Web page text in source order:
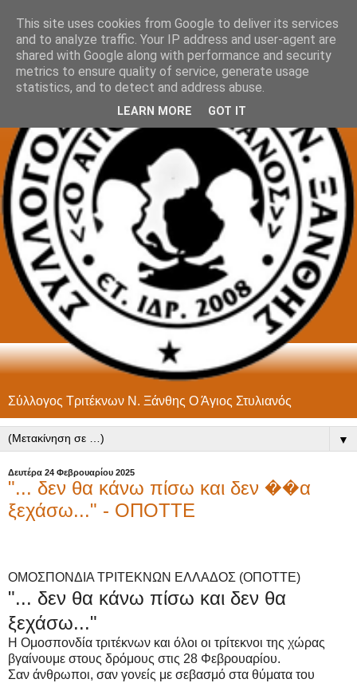
Σύλλογος Τριτέκνων Ν. Ξάνθης Ο Άγιος Στυλιανός
▼
Δευτέρα 24 Φεβρουαρίου 2025
"... δεν θα κάνω πίσω και δεν ��α
ξεχάσω..." - ΟΠΟΤΤΕ
ΟΜΟΣΠΟΝΔΙΑ ΤΡΙΤΕΚΝΩΝ ΕΛΛΑΔΟΣ (ΟΠΟΤΤΕ)
"... δεν θα κάνω πίσω και δεν θα
ξεχάσω..."
Η Ομοσπονδία τριτέκνων και όλοι οι τρίτεκνοι της χώρας
βγαίνουμε στους δρόμους στις 28 Φεβρουαρίου.
Σαν άνθρωποι, σαν γονείς με σεβασμό στα θύματα του
This site uses cookies from Google to deliver its services
and to analyze traffic. Your IP address and user-agent are
shared with Google along with performance and security
metrics to ensure quality of service, generate usage
statistics, and to detect and address abuse.
LEARN MORE GOT IT